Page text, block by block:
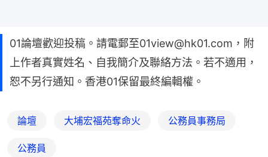
01論壇歡迎投稿。請電郵至01view@hk01.com，附
上作者真實姓名、自我簡介及聯絡方法。若不適用，
恕不另行通知。香港01保留最終編輯權。
論壇 大埔宏福苑奪命火 公務員事務局
公務員